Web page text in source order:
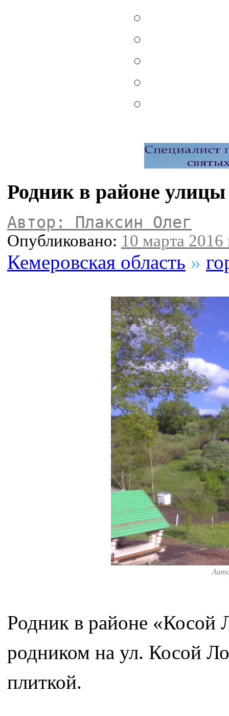
Родник в районе
Автор: Плаксин Олег
Опубликовано: 10 марта 2016
Кемеровская область »
Родник в районе «Косой
родником на ул. Косой
плиткой.